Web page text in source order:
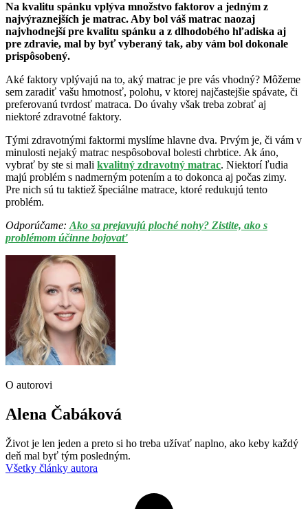
Na kvalitu spánku vplýva množstvo faktorov a jedným z
najvýraznejších je matrac. Aby bol váš matrac naozaj
najvhodnejší pre kvalitu spánku a z dlhodobého hľadiska aj
pre zdravie, mal by byť vyberaný tak, aby vám bol dokonale
prispôsobený.
Aké faktory vplývajú na to, aký matrac je pre vás vhodný? Môžeme
sem zaradiť vašu hmotnosť, polohu, v ktorej najčastejšie spávate, či
preferovanú tvrdosť matraca. Do úvahy však treba zobrať aj
niektoré zdravotné faktory.
Tými zdravotnými faktormi myslíme hlavne dva. Prvým je, či vám v
minulosti nejaký matrac nespôsoboval bolesti chrbtice. Ak áno,
vybrať by ste si mali kvalitný zdravotný matrac. Niektorí ľudia
majú problém s nadmerným potením a to dokonca aj počas zimy.
Pre nich sú tu taktiež špeciálne matrace, ktoré redukujú tento
problém.
Odporúčame: Ako sa prejavujú ploché nohy? Zistite, ako s
problémom účinne bojovať
O autorovi
Alena Čabáková
Život je len jeden a preto si ho treba užívať naplno, ako keby každý
deň mal byť tým posledným.
Všetky články autora